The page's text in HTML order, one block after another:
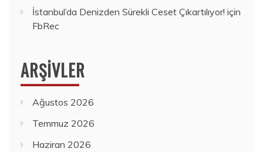
İstanbul’da Denizden Sürekli Ceset Çıkartılıyor! için
FbRec
ARŞIVLER
Ağustos 2026
Temmuz 2026
Haziran 2026